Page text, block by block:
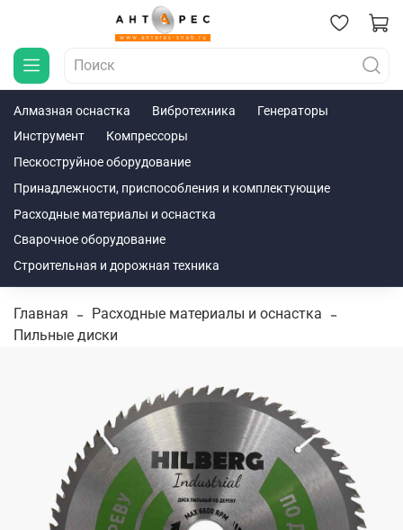
Алмазная оснастка Вибротехника
Генераторы
Инструмент
Компрессоры
Пескоструйное оборудование
Принадлежности, приспособления и комплектующие
Расходные материалы и оснастка
Сварочное оборудование
Строительная и дорожная техника
Главная
Расходные материалы и оснастка
Пильные диски